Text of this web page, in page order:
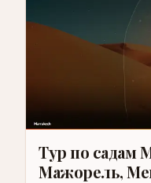
Тур по садам
Мажорель,